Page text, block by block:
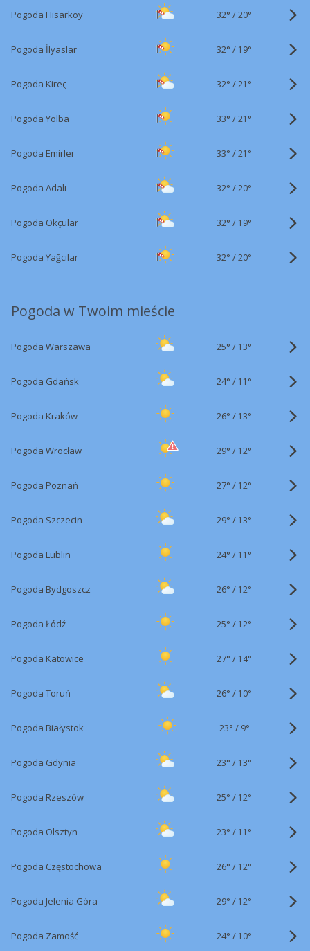
Pogoda Hisarköy 32° /20°
Pogoda İlyaslar 32° / 19°
Pogoda Kireç 32° /21°
Pogoda Yolba 33° /21°
Pogoda Emirler 33° /21°
Pogoda Adalı 32° /20°
Pogoda Okçular 32° / 19°
Pogoda Yağcılar 32° /20°
Pogoda w Twoim mieście
Pogoda Warszawa 25° / 13°
Pogoda Gdańsk 24° / 11°
Pogoda Kraków 26° / 13°
Pogoda Wrocław 29° / 12°
Pogoda Poznań 27° / 12°
Pogoda Szczecin 29° / 13°
Pogoda Lublin 24° / 11°
Pogoda Bydgoszcz 26° / 12°
Pogoda Łódź 25° / 12°
Pogoda Katowice 27° / 14°
Pogoda Toruń 26° / 10°
Pogoda Białystok 23° / 9°
Pogoda Gdynia 23° / 13°
Pogoda Rzeszów 25° / 12°
Pogoda Olsztyn 23° / 11°
Pogoda Częstochowa 26° / 12°
Pogoda Jelenia Góra 29° / 12°
Pogoda Zamość 24° / 10°